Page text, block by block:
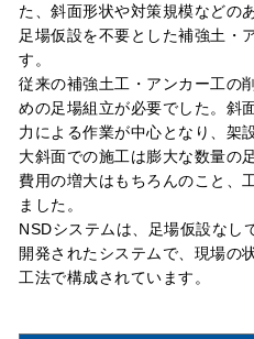
た、斜面形状や対策規模などの
足場仮設を不要とした補強土・
す。
従来の補強土工・アンカー工の
めの足場組立が必要でした。斜
力による作業が中心となり、架
大斜面での施工は膨大な数量の
費用の増大はもちろんのこと、
ました。
NSDシステムは、足場仮設なし
開発されたシステムで、現場の
工法で構成されています。